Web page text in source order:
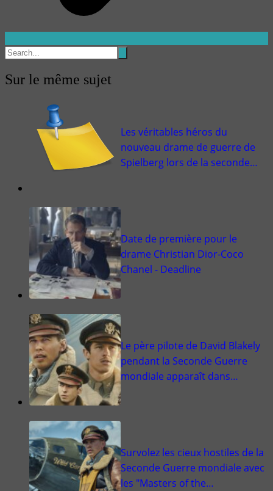
Sur le même sujet
Les véritables héros du
nouveau drame de guerre de
Spielberg lors de la seconde…
Date de première pour le
drame Christian Dior-Coco
Chanel - Deadline
Le père pilote de David Blakely
pendant la Seconde Guerre
mondiale apparaît dans…
Survolez les cieux hostiles de la
Seconde Guerre mondiale avec
les "Masters of the…